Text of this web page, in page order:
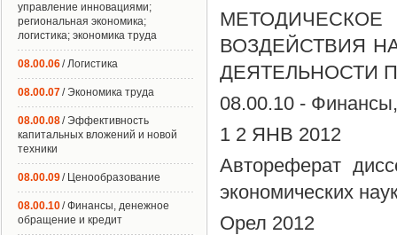
ВОЗДЕЙСТВИЯ
ДЕЯТЕЛЬНОСТИ
08.00.10 -
1 2 ЯНВ 2012
Автореферат
экономических
Орел 2012
управление инновациями;
региональная экономика;
логистика; экономика труда
08.00.06/ Логистика
08.00.07/ Экономика труда
08.00.08/ Эффективность
капитальных вложений и новой
техники
08.00.09/ Ценообразование
08.00.10/ Финансы, денежное
обращение и кредит